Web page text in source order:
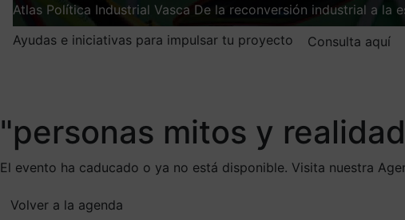
Atlas Política Industrial Vasca De la reconversión industrial a la
Ayudas e iniciativas para impulsar tu proyecto
Consulta aquí
"personas mitos y
El evento ha caducado o ya no está disponible. Visita nuestra
Volver a la agenda